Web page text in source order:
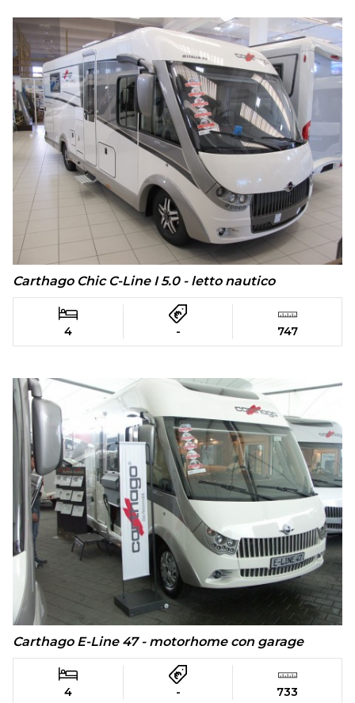
Carthago Chic C-Line I 5.0 - letto nautico
4 - 747
Carthago E-Line 47 - motorhome con garage
4 - 733